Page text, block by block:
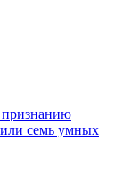
признанию
семь умных